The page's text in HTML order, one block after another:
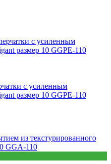
с усиленным
размер 10 GGPE-110